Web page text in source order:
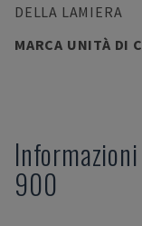
DELLA LAMIERA
MARCA UNITÀ DI
900